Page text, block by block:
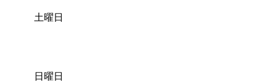
土曜日
日曜日